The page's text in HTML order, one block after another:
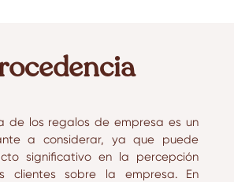
de los regalos de empresa es un
a considerar, ya que puede
significativo en la percepción
clientes sobre la empresa. En